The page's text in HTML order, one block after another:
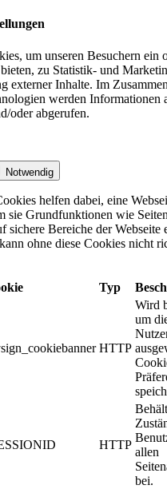
um unseren Besuchern ein
zu Statistik- und
externer Inhalte. Im
werden Informationen
oder abgerufen.
Notwendig
helfen dabei, eine
sie Grundfunktionen wie
sichere Bereiche der Webseite
ohne diese Cookies nicht
Typ
HTTP
Wird
um
HTTP
allen
bei.